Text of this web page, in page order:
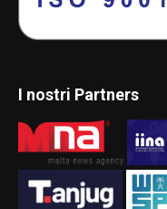
I nostri Partners